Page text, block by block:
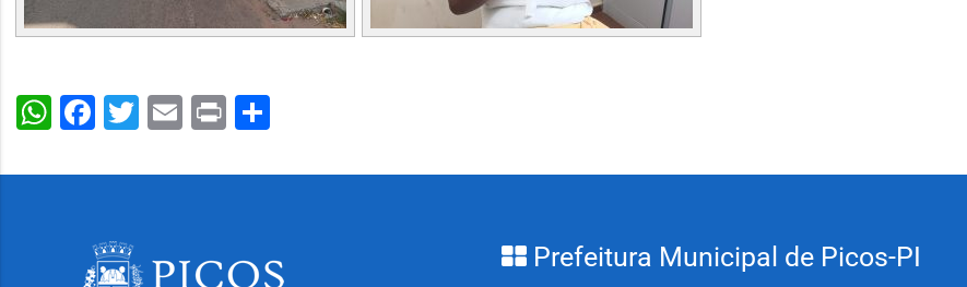
WhatsApp
Facebook
Twitter
Email
Print
Prefeitura Municipal de Picos-PI